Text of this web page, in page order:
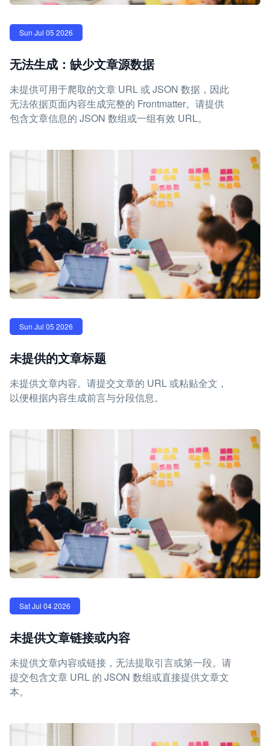
Sun Jul 05 2026
无法生成：缺少文章源数据
未提供可用于爬取的文章 URL 或 JSON 数据，因此
无法依据页面内容生成完整的 Frontmatter。请提供
包含文章信息的 JSON 数组或一组有效 URL。
Sun Jul 05 2026
未提供的文章标题
未提供文章内容。请提交文章的 URL 或粘贴全文，
以便根据内容生成前言与分段信息。
Sat Jul 04 2026
未提供文章链接或内容
未提供文章内容或链接，无法提取引言或第一段。请
提交包含文章 URL 的 JSON 数组或直接提供文章文
本。